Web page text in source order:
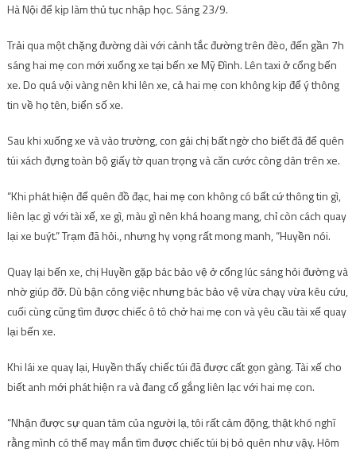
Hà Nội để kịp làm thủ tục nhập học. Sáng 23/9.
Trải qua một chặng đường dài với cảnh tắc đường trên đèo, đến gần 7h
sáng hai mẹ con mới xuống xe tại bến xe Mỹ Đình.Lên taxi ở cổng bến
xe. Do quá vội vàng nên khi lên xe, cả hai mẹ con không kịp để ý thông
tin về họ tên, biển số xe.
Sau khi xuống xe và vào trường, con gái chị bất ngờ cho biết đã để quên
túi xách đựng toàn bộ giấy tờ quan trọng và căn cước công dân trên xe.
“Khi phát hiện để quên đồ đạc, hai mẹ con không có bất cứ thông tin gì,
liên lạc gì với tài xế, xe gì, màu gì nên khá hoang mang, chỉ còn cách quay
lại xe buýt.” Trạm đã hỏi., nhưng hy vọng rất mong manh, “Huyền nói.
Quay lại bến xe, chị Huyền gặp bác bảo vệ ở cổng lúc sáng hỏi đường và
nhờ giúp đỡ. Dù bận công việc nhưng bác bảo vệ vừa chạy vừa kêu cứu,
cuối cùng cũng tìm được chiếc ô tô chở hai mẹ con và yêu cầu tài xế quay
lại bến xe.
Khi lái xe quay lại, Huyền thấy chiếc túi đã được cất gọn gàng. Tài xế cho
biết anh mới phát hiện ra và đang cố gắng liên lạc với hai mẹ con.
“Nhận được sự quan tâm của người lạ, tôi rất cảm động, thật khó nghĩ
rằng mình có thể may mắn tìm được chiếc túi bị bỏ quên như vậy. Hôm